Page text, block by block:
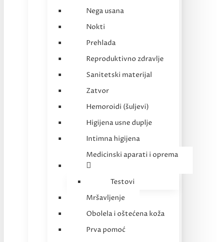
Nega usana
Nokti
Prehlada
Reproduktivno zdravlje
Sanitetski materijal
Zatvor
Hemoroidi (šuljevi)
Higijena usne duplje
Intimna higijena
Medicinski aparati i oprema
Testovi
Mršavljenje
Obolela i oštećena koža
Prva pomoć